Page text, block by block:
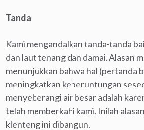
Tanda
Kami mengandalkan tanda-tanda
dan laut tenang dan damai. Alasan
menunjukkan bahwa hal (pertanda
meningkatkan keberuntungan
menyeberangi air besar adalah
telah memberkahi kami. Inilah
klenteng ini dibangun.